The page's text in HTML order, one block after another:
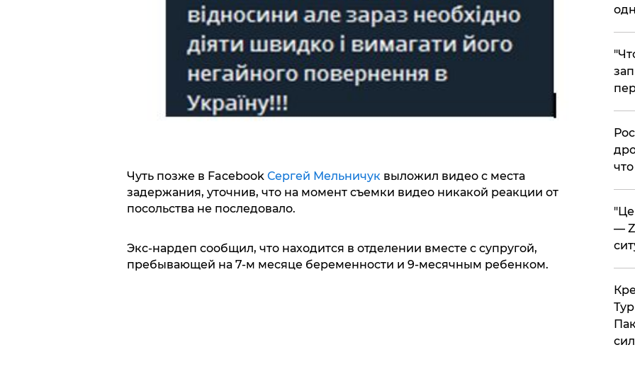
Чуть позже в Facebook Сергей Мельничук выложил видео с места
задержания, уточнив, что на момент съемки видео никакой реакции от
посольства не последовало.
Экс-нардеп сообщил, что находится в отделении вместе с супругой,
пребывающей на 7-м месяце беременности и 9-месячным ребенком.
—